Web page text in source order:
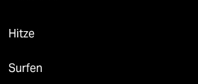
Hitze
Surfen